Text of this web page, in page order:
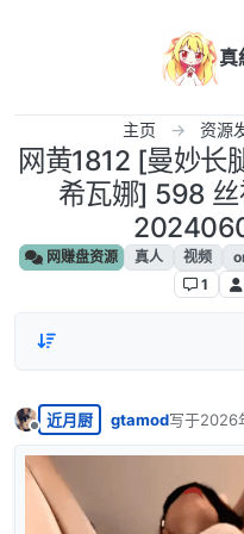
真
主页 资源
网黄1812 [曼妙长
希瓦娜] 598
网赚盘资源 真人 视频
1
离线
近月厨 gtamod写于2026
最后由 编